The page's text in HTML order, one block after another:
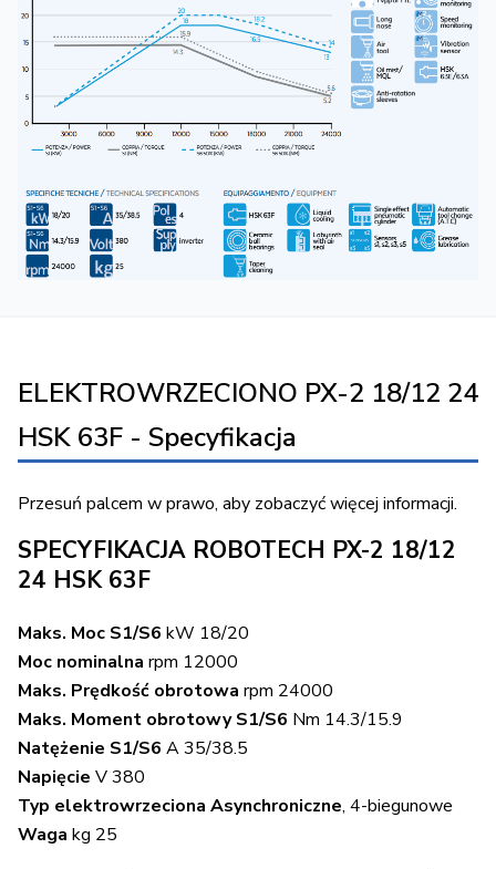
ELEKTROWRZECIONO PX-2 18/12 24
HSK 63F - Specyfikacja
Przesuń palcem w prawo, aby zobaczyć więcej informacji.
SPECYFIKACJA ROBOTECH PX-2 18/12
24 HSK 63F
Maks. Moc S1/S6 kW 18/20
Moc nominalna rpm 12000
Maks. Prędkość obrotowa rpm 24000
Maks. Moment obrotowy S1/S6 Nm 14.3/15.9
Natężenie S1/S6 A 35/38.5
Napięcie V 380
Typ elektrowrzeciona Asynchroniczne, 4-biegunowe
Waga kg 25